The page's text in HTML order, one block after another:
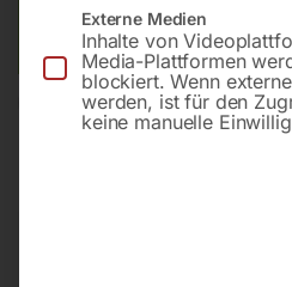
Bitte beachten Sie: Die
Andere Länder können
Externe Medien
Inhalte von
Media-Plattformen
blockiert. Wenn
werden, ist für den
keine manuelle